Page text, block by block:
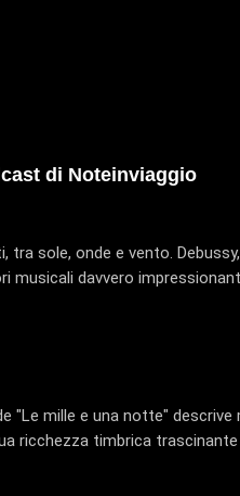
di Noteinviaggio
sole, onde e vento.
musicali davvero
"Le mille e una notte" descrive
ricchezza timbrica